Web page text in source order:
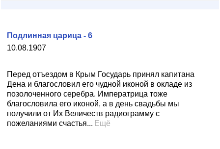
10.08.1907
Подлинная царица - 6
Перед отъездом в Крым Государь принял капитана
Дена и благословил его чудной иконой в окладе из
позолоченного серебра. Императрица тоже
благословила его иконой, а в день свадьбы мы
получили от Их Величеств радиограмму с
пожеланиями счастья... Ещё